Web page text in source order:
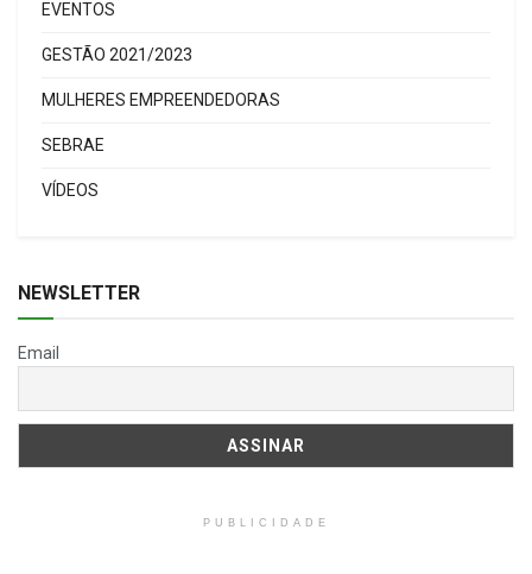
EVENTOS
GESTÃO 2021/2023
MULHERES EMPREENDEDORAS
SEBRAE
VÍDEOS
NEWSLETTER
Email
PUBLICIDADE